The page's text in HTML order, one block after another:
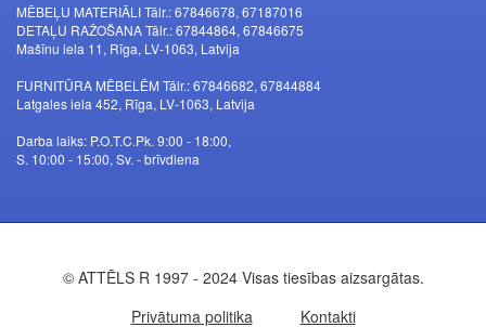
MĒBEĻU MATERIĀLI Tālr.: 67846678, 67187016
DETAĻU RAŽOŠANA Tālr.: 67844864, 67846675
Mašīnu iela 11, Rīga, LV-1063, Latvija
FURNITŪRA MĒBELĒM Tālr.: 67846682, 67844884
Latgales iela 452, Rīga, LV-1063, Latvija
Darba laiks: P.O.T.C.Pk. 9:00 - 18:00,
S. 10:00 - 15:00, Sv. - brīvdiena
© ATTĒLS R 1997 - 2024 Visas tiesības aizsargātas.
Privātuma politika
Kontakti